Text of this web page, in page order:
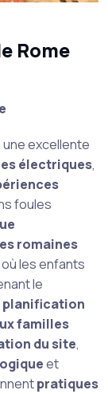
Rome
une excellente
électriques,
foules
romaines
où les enfants
le
planification
familles
du site,
et
pratiques